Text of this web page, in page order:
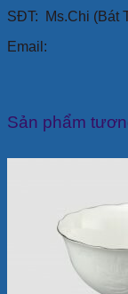
SĐT: Ms.Chi (Bát
Email:
Sản phẩm